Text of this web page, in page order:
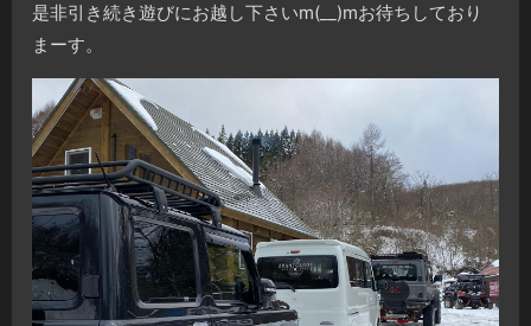
是非引き続き遊びにお越し下さいm(__)mお待ちしており
まーす。